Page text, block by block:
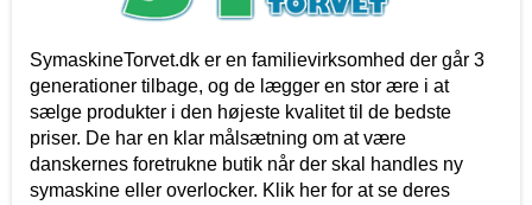
SymaskineTorvet.dk er en familievirksomhed der går 3
generationer tilbage, og de lægger en stor ære i at
sælge produkter i den højeste kvalitet til de bedste
priser. De har en klar målsætning om at være
danskernes foretrukne butik når der skal handles ny
symaskine eller overlocker. Klik her for at se deres